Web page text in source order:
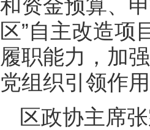
和资金预算、
区”自主改造项
履职能力，加
党组织引领作用
区政协主席